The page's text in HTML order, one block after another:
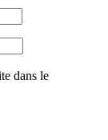
dans le